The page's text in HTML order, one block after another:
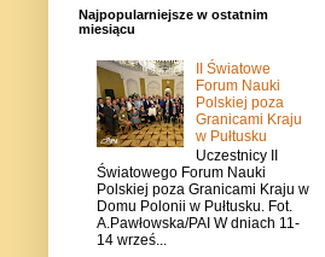
Najpopularniejsze w ostatnim
miesiącu
II Światowe
Forum Nauki
Polskiej poza
Granicami Kraju
w Pułtusku
Uczestnicy II
Światowego Forum Nauki
Polskiej poza Granicami Kraju w
Domu Polonii w Pułtusku. Fot.
A.Pawłowska/PAI W dniach 11-
14 wrześ...